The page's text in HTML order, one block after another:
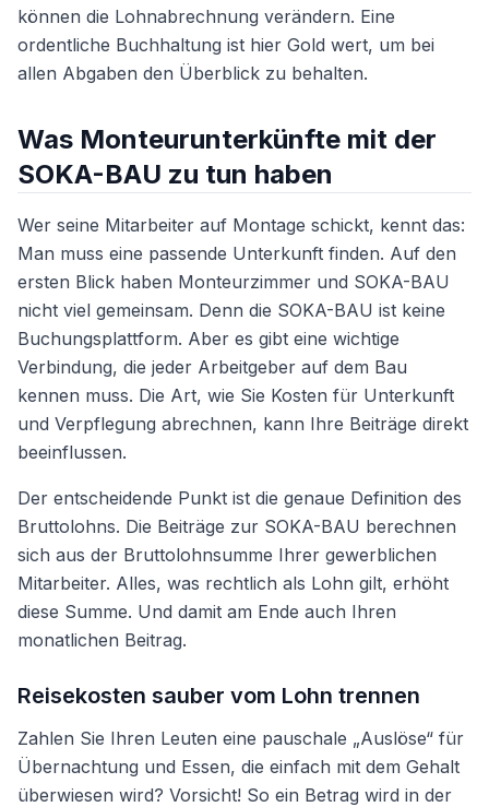
können die Lohnabrechnung verändern. Eine
ordentliche Buchhaltung ist hier Gold wert, um bei
allen Abgaben den Überblick zu behalten.
Was Monteurunterkünfte mit der
SOKA-BAU zu tun haben
Wer seine Mitarbeiter auf Montage schickt, kennt das:
Man muss eine passende Unterkunft finden. Auf den
ersten Blick haben Monteurzimmer und SOKA-BAU
nicht viel gemeinsam. Denn die SOKA-BAU ist keine
Buchungsplattform. Aber es gibt eine wichtige
Verbindung, die jeder Arbeitgeber auf dem Bau
kennen muss. Die Art, wie Sie Kosten für Unterkunft
und Verpflegung abrechnen, kann Ihre Beiträge direkt
beeinflussen.
Der entscheidende Punkt ist die genaue Definition des
Bruttolohns. Die Beiträge zur SOKA-BAU berechnen
sich aus der Bruttolohnsumme Ihrer gewerblichen
Mitarbeiter. Alles, was rechtlich als Lohn gilt, erhöht
diese Summe. Und damit am Ende auch Ihren
monatlichen Beitrag.
Reisekosten sauber vom Lohn trennen
Zahlen Sie Ihren Leuten eine pauschale „Auslöse“ für
Übernachtung und Essen, die einfach mit dem Gehalt
überwiesen wird? Vorsicht! So ein Betrag wird in der